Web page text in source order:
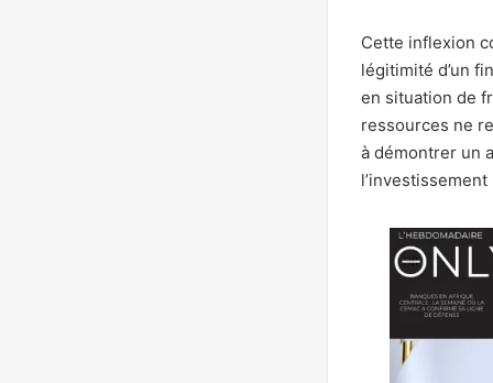
Cette inflexion
légitimité d’un
en situation de
ressources ne
à démontrer un